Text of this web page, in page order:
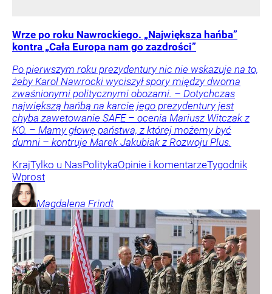
Wrze po roku Nawrockiego. „Największa hańba”
kontra „Cała Europa nam go zazdrości”
Po pierwszym roku prezydentury nic nie wskazuje na to,
żeby Karol Nawrocki wyciszył spory między dwoma
zwaśnionymi politycznymi obozami. – Dotychczas
największą hańbą na karcie jego prezydentury jest
chyba zawetowanie SAFE – ocenia Mariusz Witczak z
KO. – Mamy głowę państwa, z której możemy być
dumni – kontruje Marek Jakubiak z Rozwoju Plus.
KrajTylko u NasPolitykaOpinie i komentarzeTygodnik
Wprost
Magdalena Frindt